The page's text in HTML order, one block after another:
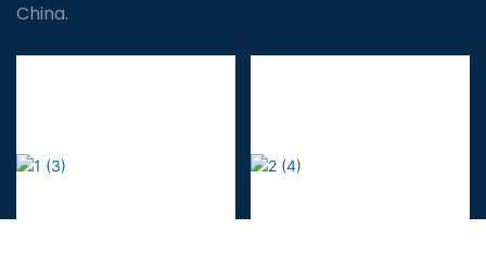
China.